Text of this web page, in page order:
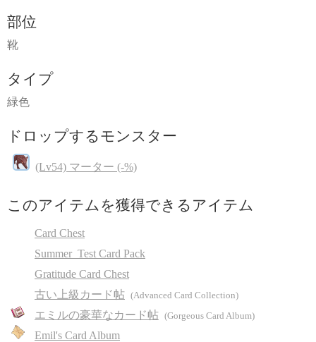
部位
靴
タイプ
緑色
ドロップするモンスター
(Lv54) マーター (-%)
このアイテムを獲得できるアイテム
Card Chest
Summer_Test Card Pack
Gratitude Card Chest
古い上級カード帖 (Advanced Card Collection)
エミルの豪華なカード帖 (Gorgeous Card Album)
Emil's Card Album